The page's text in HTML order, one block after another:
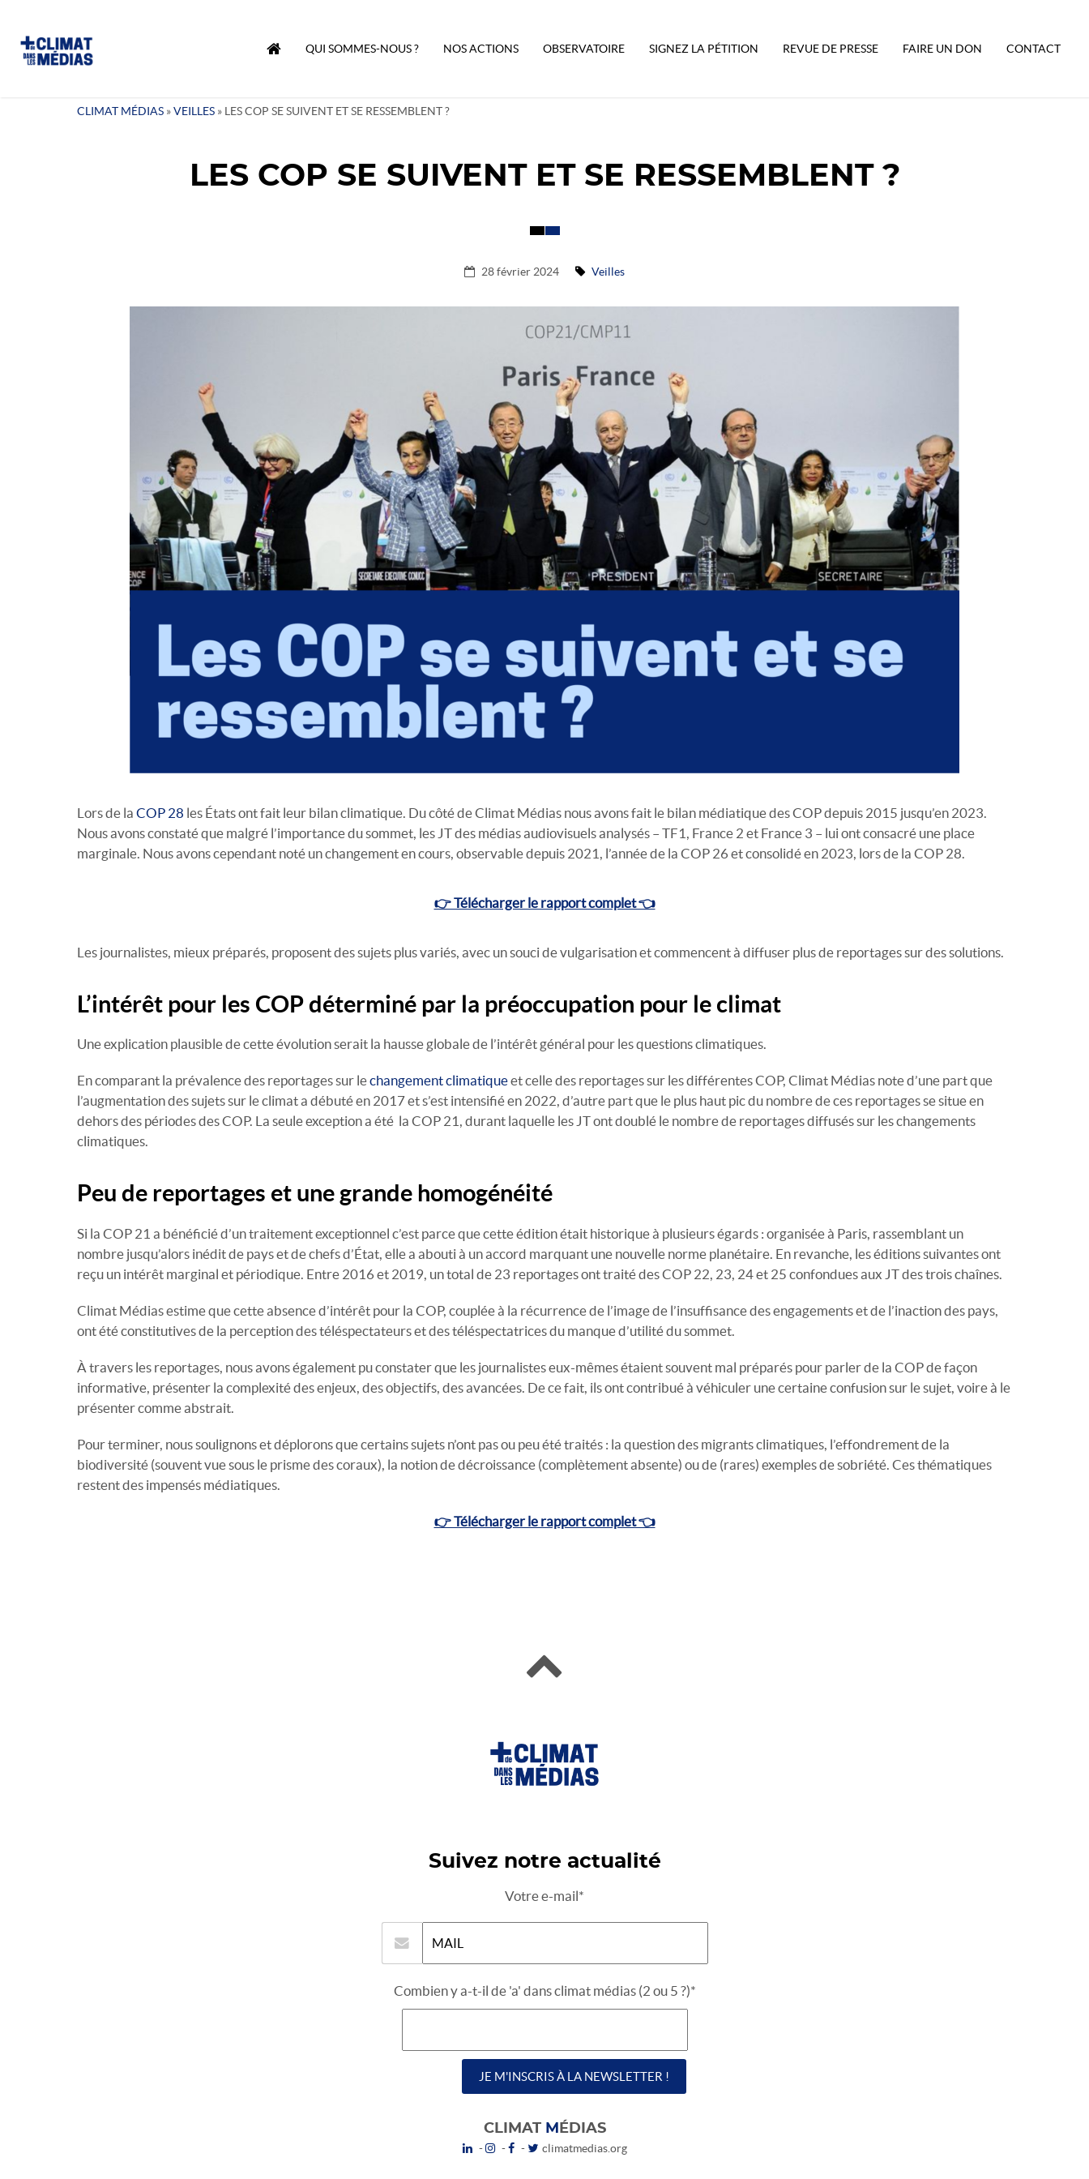
QUI SOMMES-NOUS ? NOS ACTIONS OBSERVATOIRE SIGNEZ LA PÉTITION REVUE DE PRESSE FAIRE UN DON CONTACT
CLIMAT MÉDIAS »VEILLES » LES COP SE SUIVENT ET SE RESSEMBLENT ?
LES COP SE SUIVENT ET SE RESSEMBLENT ?
28 février 2024 Veilles
Lors de la COP 28 les États ont fait leur bilan climatique. Du côté de Climat Médias nous avons fait le bilan médiatique des COP depuis 2015 jusqu’en 2023.
Nous avons constaté que malgré l’importance du sommet, les JT des médias audiovisuels analysés – TF1, France 2 et France 3 – lui ont consacré une place
marginale. Nous avons cependant noté un changement en cours, observable depuis 2021, l’année de la COP 26 et consolidé en 2023, lors de la COP 28.
👉 Télécharger le rapport complet 👈
Les journalistes, mieux préparés, proposent des sujets plus variés, avec un souci de vulgarisation et commencent à diffuser plus de reportages sur des solutions.
L’intérêt pour les COP déterminé par la préoccupation pour le climat
Une explication plausible de cette évolution serait la hausse globale de l’intérêt général pour les questions climatiques.
En comparant la prévalence des reportages sur lechangement climatiqueet celle des reportages sur les différentes COP, Climat Médias note d’une part que
l’augmentation des sujets sur le climat a débuté en 2017 et s’est intensifié en 2022, d’autre part que le plus haut pic du nombre de ces reportages se situe en
dehors des périodes des COP. La seule exception a été la COP 21, durant laquelle les JT ont doublé le nombre de reportages diffusés sur les changements
climatiques.
Peu de reportages et une grande homogénéité
Si la COP 21 a bénéficié d’un traitement exceptionnel c’est parce que cette édition était historique à plusieurs égards : organisée à Paris, rassemblant un
nombre jusqu’alors inédit de pays et de chefs d’État, elle a abouti à un accord marquant une nouvelle norme planétaire. En revanche, les éditions suivantes ont
reçu un intérêt marginal et périodique. Entre 2016 et 2019, un total de 23 reportages ont traité des COP 22, 23, 24 et 25 confondues aux JT des trois chaînes.
Climat Médias estime que cette absence d’intérêt pour la COP, couplée à la récurrence de l’image de l’insuffisance des engagements et de l’inaction des pays,
ont été constitutives de la perception des téléspectateurs et des téléspectatrices du manque d’utilité du sommet.
À travers les reportages, nous avons également pu constater que les journalistes eux-mêmes étaient souvent mal préparés pour parler de la COP de façon
informative, présenter la complexité des enjeux, des objectifs, des avancées. De ce fait, ils ont contribué à véhiculer une certaine confusion sur le sujet, voire à le
présenter comme abstrait.
Pour terminer, nous soulignons et déplorons que certains sujets n’ont pas ou peu été traités : la question des migrants climatiques, l’effondrement de la
biodiversité (souvent vue sous le prisme des coraux), la notion de décroissance (complètement absente) ou de (rares) exemples de sobriété. Ces thématiques
restent des impensés médiatiques.
👉 Télécharger le rapport complet 👈
Suivez notre actualité
Votre e-mail*
Combien y a-t-il de 'a' dans climat médias (2 ou 5 ?)*
CLIMATM ÉDIAS
- - - climatmedias.org